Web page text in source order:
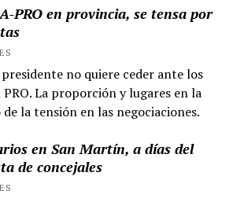
PRO en provincia, se tensa por
no quiere ceder ante los
La proporción y lugares en la
la tensión en las negociaciones.
en San Martín, a días del
de concejales